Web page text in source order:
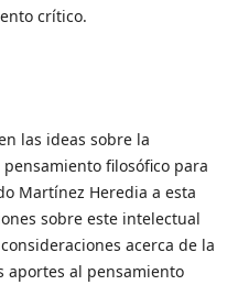
crítico.
las ideas sobre la
filosófico para
Martínez Heredia a esta
sobre este intelectual
acerca de la
aportes al pensamiento